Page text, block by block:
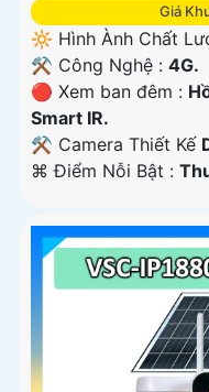
Giá
🔆 Hình Ành Chất
⚒ Công Nghệ : 4G.
🔴 Xem ban đêm :
Smart IR.
⚒ Camera Thiết Kế
️⌘ Điểm Nỗi Bật :